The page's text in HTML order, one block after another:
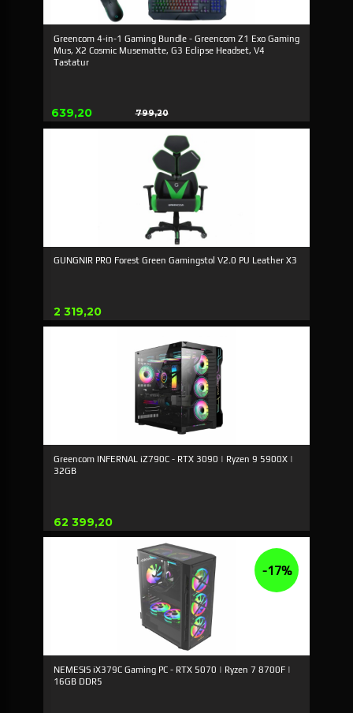
Greencom 4-in-1 Gaming Bundle - Greencom Z1 Exo Gaming
Mus, X2 Cosmic Musematte, G3 Eclipse Headset, V4
Tastatur
Erbjudande
639,20 799,20
Rabatt
GUNGNIR PRO Forest Green Gamingstol V2.0 PU Leather X3
Pris
2 319,20
Greencom INFERNAL iZ790C - RTX 3090 | Ryzen 9 5900X |
32GB
Pris
62 399,20
NEMESIS iX379C Gaming PC - RTX 5070 | Ryzen 7 8700F |
16GB DDR5
-17%